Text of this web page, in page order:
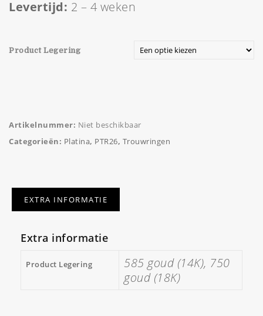
Levertijd: 2 – 4 weken
Product Legering
Artikelnummer: Niet beschikbaar
Categorieën: Platina, PTR26, Trouwringen
EXTRA INFORMATIE
Extra informatie
Product Legering
585 goud (14K), 750
goud (18K)